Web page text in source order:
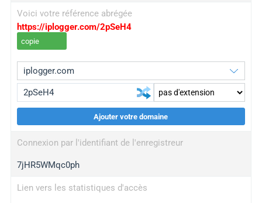
Voici votre référence abrégée
https://iplogger.com/2pSeH4
copie
wl.gl
ed.tc
Ajouter votre domaine
Connexion par l'identifiant de l'enregistreur
7jHR5WMqc0ph
Lien vers les statistiques d'accès